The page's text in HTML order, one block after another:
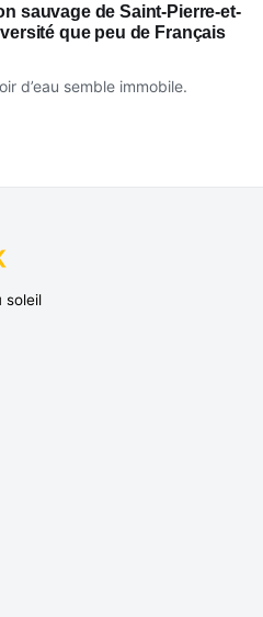
sauvage de Saint-Pierre-et-
que peu de Français
d’eau semble immobile.
soleil